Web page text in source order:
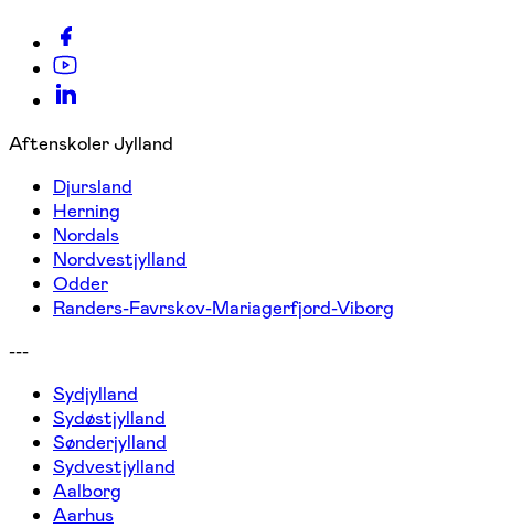
Aftenskoler Jylland
Djursland
Herning
Nordals
Nordvestjylland
Odder
Randers-Favrskov-Mariagerfjord-Viborg
---
Sydjylland
Sydøstjylland
Sønderjylland
Sydvestjylland
Aalborg
Aarhus